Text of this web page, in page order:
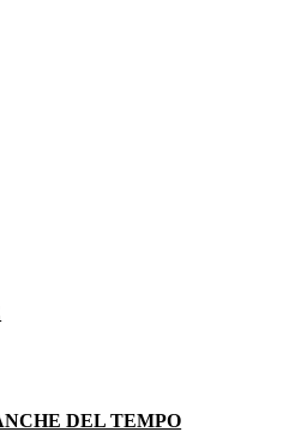
DEL TEMPO